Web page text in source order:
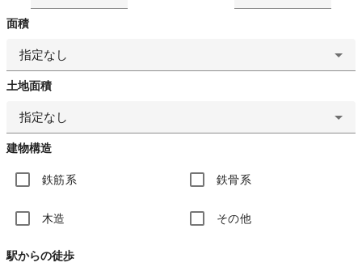
面積
指定なし
土地面積
指定なし
建物構造
鉄筋系 鉄骨系
木造 その他
駅からの徒歩